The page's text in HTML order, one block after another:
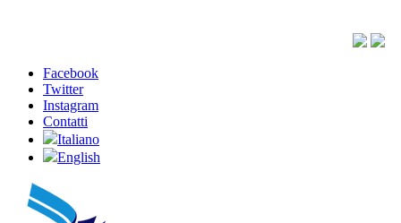
Facebook
Twitter
Instagram
Contatti
Italiano
English